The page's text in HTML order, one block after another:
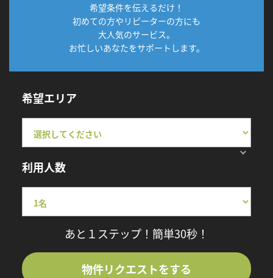
希望条件を伝えるだけ！
初めての方やリピーターの方にも
大人気のサービス。
お忙しいあなたをサポートします。
希望エリア
利用人数
あと１ステップ！簡単30秒！
物件リクエストをする